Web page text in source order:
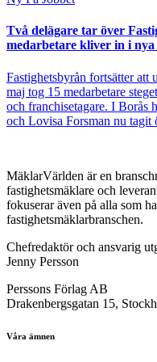
Två delägare tar över
medarbetare kliver in i
Fastighetsbyrån fortsätter att
maj tog 15 medarbetare
och franchisetagare. I Borås
och Lovisa Forsman nu tagit
MäklarVärlden är en
fastighetsmäklare och
fokuserar även på alla som
fastighetsmäklarbranschen.
Chefredaktör och ansvarig
Jenny Persson
Perssons Förlag AB
Drakenbergsgatan 15,
Våra ämnen